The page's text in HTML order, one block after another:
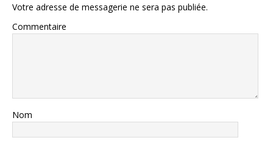
Votre adresse de messagerie ne sera pas publiée.
Commentaire
Nom